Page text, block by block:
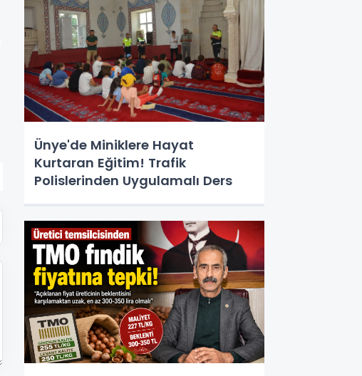
Ünye'de Miniklere Hayat
Kurtaran Eğitim! Trafik
Polislerinden Uygulamalı Ders